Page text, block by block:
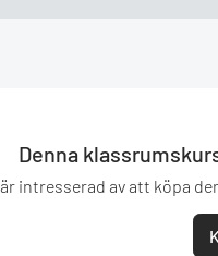
Denna
intresserad av att köpa